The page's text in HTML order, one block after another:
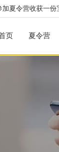
夏令营收获一
页 夏令营